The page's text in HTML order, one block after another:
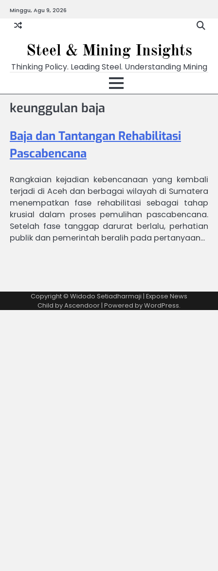
content
Minggu, Agu 9, 2026
Steel & Mining Insights
Thinking Policy. Leading Steel. Understanding Mining
keunggulan baja
Baja dan Tantangan Rehabilitasi
Pascabencana
Rangkaian kejadian kebencanaan yang kembali
terjadi di Aceh dan berbagai wilayah di Sumatera
menempatkan fase rehabilitasi sebagai tahap
krusial dalam proses pemulihan pascabencana.
Setelah fase tanggap darurat berlalu, perhatian
publik dan pemerintah beralih pada pertanyaan…
Copyright © Widodo Setiadharmaji | Expose News
Child byAscendoor| Powered byWordPress.